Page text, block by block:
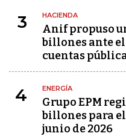
3 HACIENDA
Anif propuso
billones ante
cuentas
4 ENERGÍA
Grupo EPM
billones para
junio de 2026